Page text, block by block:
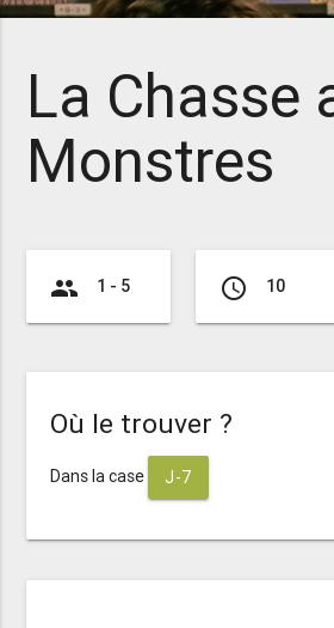
La Chasse
Monstres
group 1 - 5 access_time 10
Où le trouver ?
Dans la case J-7